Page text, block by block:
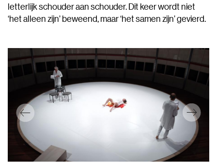
letterlijk schouder aan schouder. Dit keer wordt niet
‘het alleen zijn’ beweend, maar ‘het samen zijn’ gevierd.